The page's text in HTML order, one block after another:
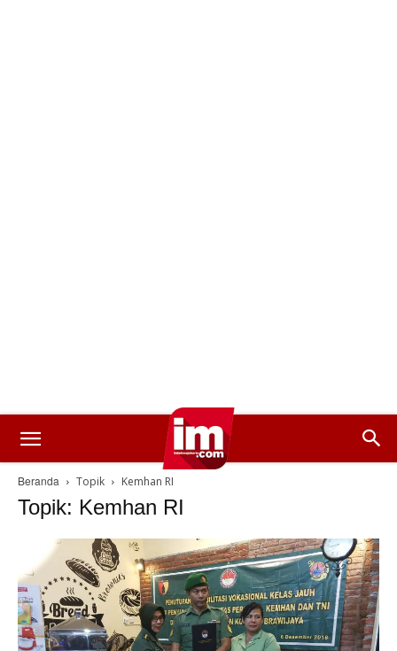
Beranda Topik Kemhan RI
Topik: Kemhan RI